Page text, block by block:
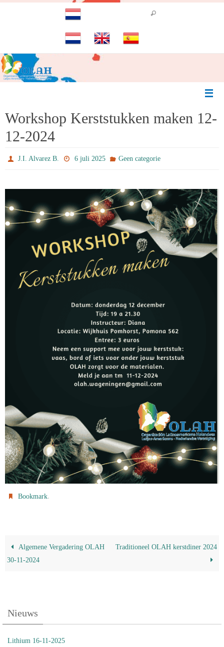
Workshop Kerststukken maken 12-
12-2024
J.I. Alvarez B. 6 juli 2025 Geen categorie
Bookmark.
Algemene Vergadering OLAH
30-11-2024
Traditioneel OLAH kerstdiner 2024
Nieuws
Lithium 16-11-2025